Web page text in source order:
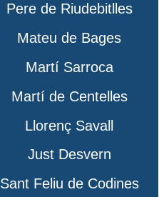
Pere de Riudebitlles
Mateu de Bages
Martí Sarroca
Martí de Centelles
Llorenç Savall
Just Desvern
Sant Feliu de Codines